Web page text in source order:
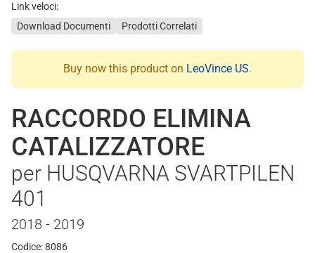
Link veloci:
Download Documenti
Prodotti Correlati
Buy now this product on LeoVince US.
RACCORDO ELIMINA
CATALIZZATORE
per HUSQVARNA SVARTPILEN
401
2018 - 2019
Codice: 8086